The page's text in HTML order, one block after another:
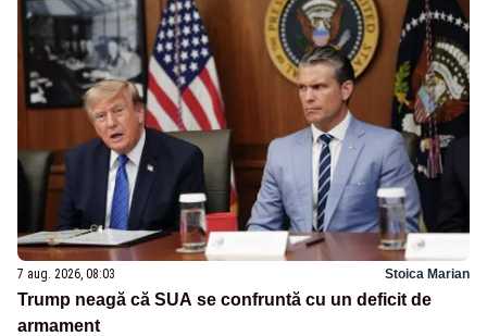
7 aug. 2026, 08:03 Stoica Marian
Trump neagă că SUA se confruntă cu un deficit de
armament